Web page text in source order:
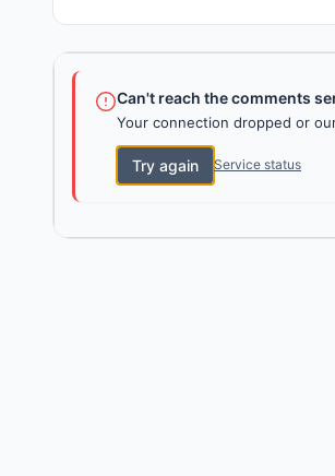
Can't reach the comments
Your connection dropped or
Try again Service status